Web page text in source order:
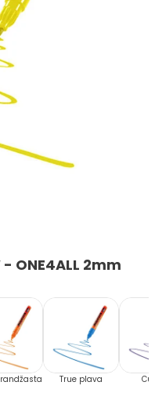
ONE4ALL 2mm
True plava